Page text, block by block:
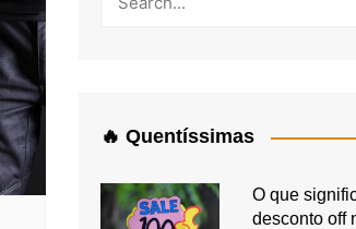
🔥 Quentíssimas
O que
desconto off